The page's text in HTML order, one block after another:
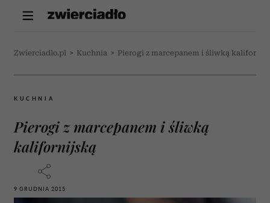
Zwierciadlo.pl > Kuchnia > Pierogi z marcepanem i śliwką
KUCHNIA
Pierogi z marcepanem i śliwką
kalifornijską
9 GRUDNIA 2015